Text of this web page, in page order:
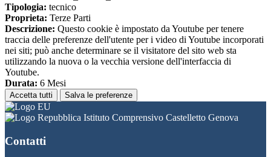
Tipologia: tecnico
Proprieta: Terze Parti
Descrizione: Questo cookie è impostato da Youtube per tenere
traccia delle preferenze dell'utente per i video di Youtube incorporati
nei siti; può anche determinare se il visitatore del sito web sta
utilizzando la nuova o la vecchia versione dell'interfaccia di
Youtube.
Durata: 6 Mesi
Accetta tutti Salva le preferenze
Istituto Comprensivo Castelletto Genova
Contatti